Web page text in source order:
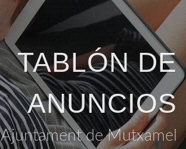
TABLÓN DE
ANUNCIOS
Ajuntament de Mutxamel